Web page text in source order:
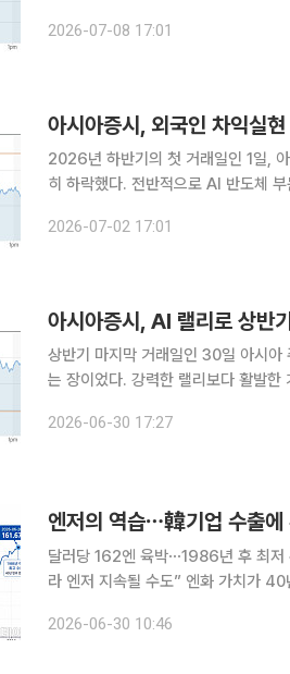
락하면서 “AI가 너무 앞서 달린 것 아
2026-07-08 17:01
아시아증시, 외국인 차익
2026년 하반기의 첫 거래일인 1일,
히 하락했다. 전반적으로 AI 반도체 부문의 강력한 성장 기대감이 시장을 주도했으나, 동시에 상반
2026-07-02 17:01
아시아증시, AI 랠리로 상반
상반기 마지막 거래일인 30일 아시아
는 장이었다. 강력한 랠리보다 활발한 거래량에 관심이 쏠
특히 대만 자취안지수는 상반기에만
2026-06-30 17:27
엔저의 역습⋯韓기업 수출
달러당 162엔 육박⋯1986년 후 최저
라 엔저 지속될 수도” 엔화 가치가 40년 만의 저점권으로 밀리면서 한국 경제에 미칠 파장에 관심
올 것으로 우려된다. 반면 일본산 부
2026-06-30 10:46